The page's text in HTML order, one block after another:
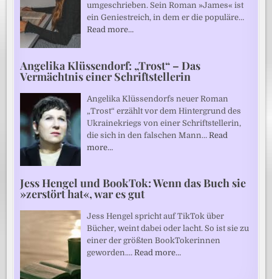
umgeschrieben. Sein Roman »James« ist
ein Geniestreich, in dem er die populäre…
Read more…
Angelika Klüssendorf: „Trost“ – Das
Vermächtnis einer Schriftstellerin
Angelika Klüssendorfs neuer Roman
„Trost“ erzählt vor dem Hintergrund des
Ukrainekriegs von einer Schriftstellerin,
die sich in den falschen Mann…Read
more…
Jess Hengel und BookTok: Wenn das Buch sie
»zerstört hat«, war es gut
Jess Hengel spricht auf TikTok über
Bücher, weint dabei oder lacht. So ist sie zu
einer der größten BookTokerinnen
geworden.…Read more…